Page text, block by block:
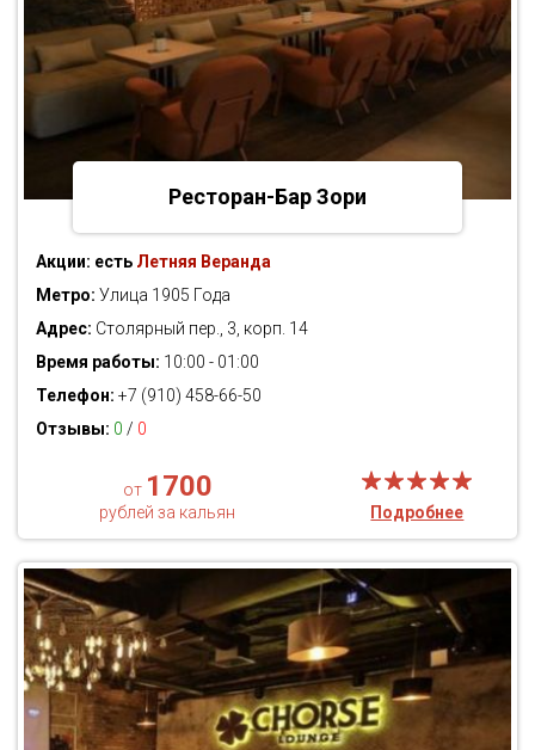
Ресторан-Бар Зори
Акции: есть Летняя Веранда
Метро: Улица 1905 Года
Адрес: Столярный пер., 3, корп. 14
Время работы: 10:00 - 01:00
Телефон: +7 (910) 458-66-50
Отзывы: 0 / 0
от 1700
рублей за кальян Подробнее